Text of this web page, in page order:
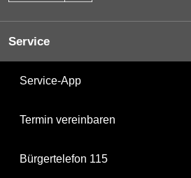
Service
Service-App
Termin vereinbaren
Bürgertelefon 115